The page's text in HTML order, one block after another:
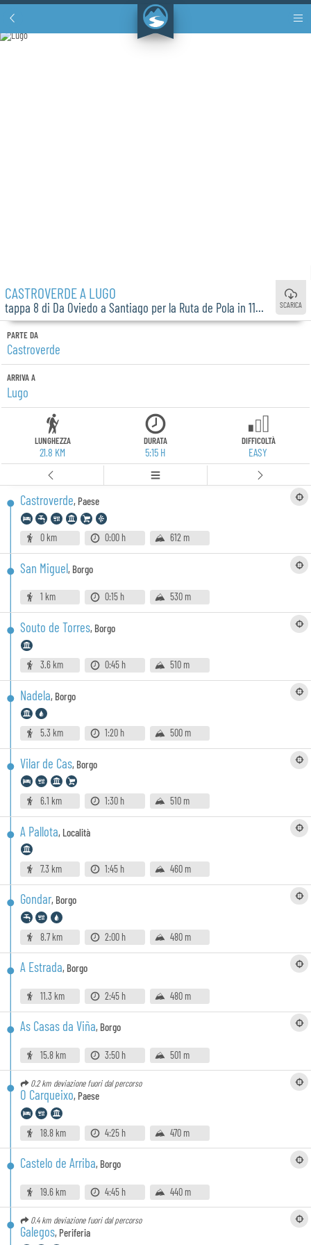
CASTROVERDE A LUGO
tappa 8 di Da Oviedo a Santiago per la Ruta de Pola in 11 giorni SCARICA
PARTE DA
Castroverde
ARRIVA A
Lugo
LUNGHEZZA
21.8 KM
DURATA
5:15 H
DIFFICOLTÀ
EASY
Castroverde, Paese
0 km 0:00 h 612 m
San Miguel, Borgo
1 km 0:15 h 530 m
Souto de Torres, Borgo
3.6 km 0:45 h 510 m
Nadela, Borgo
5.3 km 1:20 h 500 m
Vilar de Cas, Borgo
6.1 km 1:30 h 510 m
A Pallota, Località
7.3 km 1:45 h 460 m
Gondar, Borgo
8.7 km 2:00 h 480 m
A Estrada, Borgo
11.3 km 2:45 h 480 m
As Casas da Viña, Borgo
15.8 km 3:50 h 501 m
0.2 km deviazione fuori dal percorso
O Carqueixo, Paese
18.8 km 4:25 h 470 m
Castelo de Arriba, Borgo
19.6 km 4:45 h 440 m
0.4 km deviazione fuori dal percorso
Galegos, Periferia